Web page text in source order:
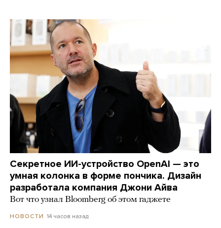
Секретное ИИ-устройство OpenAI — это
умная колонка в форме пончика. Дизайн
разработала компания Джони Айва
Вот что узнал Bloomberg об этом гаджете
НОВОСТИ 14 часов назад